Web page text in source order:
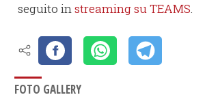
seguito instreaming su TEAMS.
FOTO GALLERY